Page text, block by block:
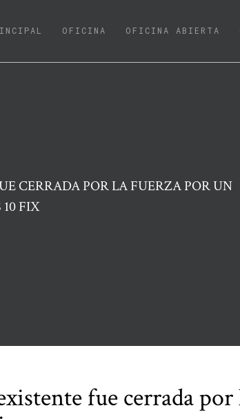
(CURRENT)
OFICINA OFICINA ABIERTA
CERRADA POR LA FUERZA POR UN
FIX
fue cerrada